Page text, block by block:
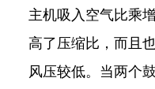
主机吸入空气比乘
高了压缩比，而且
风压较低。当两个